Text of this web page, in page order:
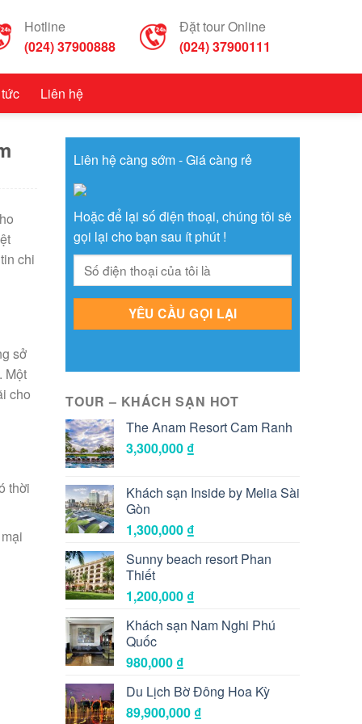
Hotline
(024) 37900888
Đặt tour Online
(024) 37900111
Liên hệ
chi
sở
Một
cho
thời
Liên hệ càng sớm - Giá càng rẻ
Hoặc để lại số điện thoại, chúng tôi sẽ
gọi lại cho bạn sau ít phút !
TOUR – KHÁCH SẠN HOT
The Anam Resort Cam Ranh
3,300,000 ₫
Khách sạn Inside by Melia Sài
Gòn
1,300,000 ₫
Sunny beach resort Phan
Thiết
1,200,000 ₫
Khách sạn Nam Nghi Phú
Quốc
980,000 ₫
Du Lịch Bờ Đông Hoa Kỳ
89,900,000 ₫